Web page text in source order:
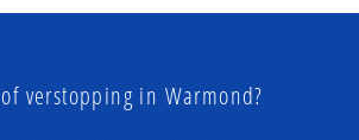
verstopping in Warmond?